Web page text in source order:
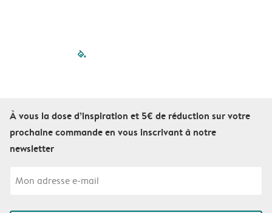
filled-pagination
À vous la dose d’inspiration et 5€ de réduction sur votre
prochaine commande en vous inscrivant à notre
newsletter